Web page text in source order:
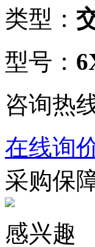
类型：
型号：
咨询热
在线询
采购保
感兴趣